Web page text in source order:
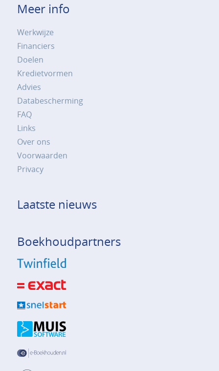
Meer info
Werkwijze
Financiers
Doelen
Kredietvormen
Advies
Databescherming
FAQ
Links
Over ons
Voorwaarden
Privacy
Laatste nieuws
Boekhoudpartners